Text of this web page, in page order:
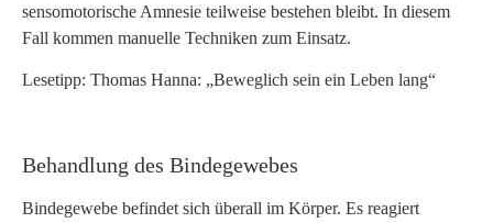
sensomotorische Amnesie teilweise bestehen bleibt. In diesem
Fall kommen manuelle Techniken zum Einsatz.
Lesetipp: Thomas Hanna: „Beweglich sein ein Leben lang“
Behandlung des Bindegewebes
Bindegewebe befindet sich überall im Körper. Es reagiert